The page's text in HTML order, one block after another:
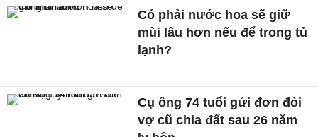
Có phải nước hoa sẽ giữ
mùi lâu hơn nếu để trong tủ
lạnh?
Cụ ông 74 tuổi gửi đơn đòi
vợ cũ chia đất sau 26 năm